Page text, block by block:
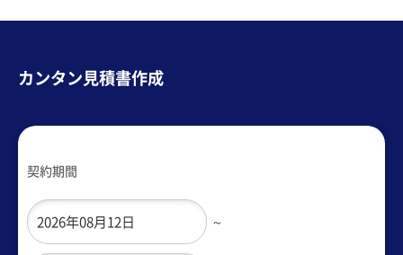
カンタン見積書作成
契約期間
～